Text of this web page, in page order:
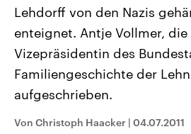
Landtagswahl Sachsen-Anhalt
Alle Informationen
Sachsen-Anhalt wählt am 6.
September 2026 einen neuen
Landtag. Seit 2021 wird das
Bundesland von einer Koalition aus
CDU, SPD und FDP regiert.-
Umfragen, Prognosen,
Wahlprogramme, aktuelle Berichte
und Hintergründe zu den Parteien
Sendungen Programm
Lehdorff von den Nazis
enteignet. Antje Vollmer,
Vizepräsidentin des
Familiengeschichte der
aufgeschrieben.
Von Christoph Haacker | 04.07.2011